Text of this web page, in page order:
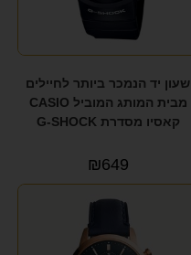
שעון יד הנמכר ביותר לחיילים
מבית המותג המוביל CASIO
קאסיו מסדרת G-SHOCK
₪649